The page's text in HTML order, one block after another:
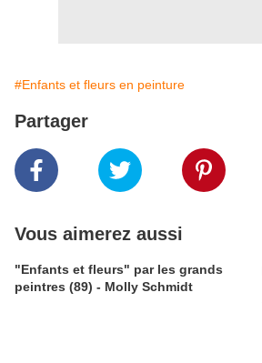
#Enfants et fleurs en peinture
Partager
Vous aimerez aussi
"Enfants et fleurs" par les grands
peintres (89) - Molly Schmidt